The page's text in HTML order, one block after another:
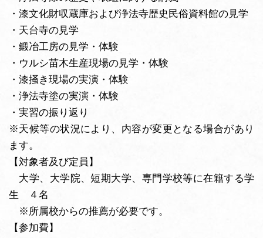
・漆文化財収蔵庫および浄法寺歴史民俗資料館の見学
・天台寺の見学
・鍛冶工房の見学・体験
・ウルシ苗木生産現場の見学・体験
・漆掻き現場の実演・体験
・浄法寺塗の実演・体験
・実習の振り返り
※天候等の状況により、内容が変更となる場合があり
ます。
【対象者及び定員】
大学、大学院、短期大学、専門学校等に在籍する学
生 ４名
※所属校からの推薦が必要です。
【参加費】